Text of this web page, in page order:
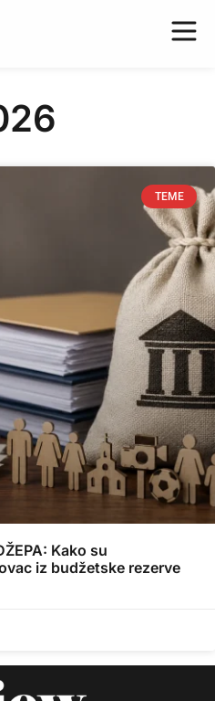
TEME
Kako su
iz budžetske rezerve